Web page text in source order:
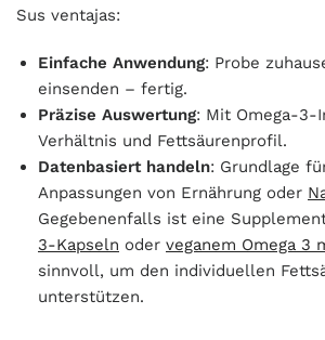
Sus ventajas:
Einfache Anwendung: Probe
einsenden – fertig.
Präzise Auswertung: Mit Omega-3-
Verhältnis und Fettsäurenprofil.
Datenbasiert handeln: Grundlage
Anpassungen von Ernährung oder
Gegebenenfalls ist eine
3-Kapseln oder veganem Omega 3
sinnvoll, um den individuellen
unterstützen.